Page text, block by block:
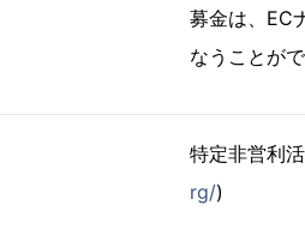
募金は、EC
なうことがで
特定非営利
rg/)